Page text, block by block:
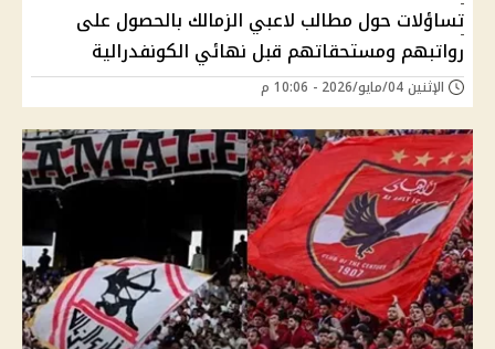
تساؤلات حول مطالب لاعبي الزمالك بالحصول على
رواتبهم ومستحقاتهم قبل نهائي الكونفدرالية
الإثنين 04/مايو/2026 - 10:06 م